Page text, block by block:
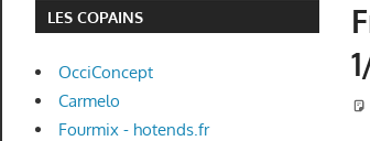
LES COPAINS
OcciConcept
Carmelo
Fourmix - hotends.fr